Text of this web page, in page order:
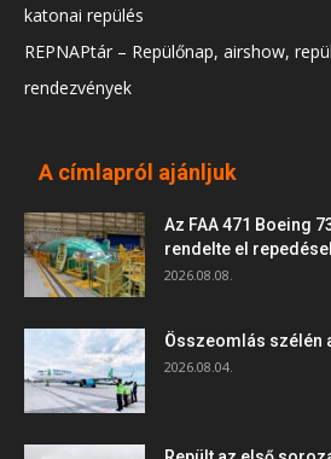
katonai repülés
REPNAPtár – Repülőnap, airshow,
rendezvények
A címlapról ajánljuk
Az FAA 471 Boeing
rendelte el
2026.08.08.
Összeomlás szélén
2026.08.04.